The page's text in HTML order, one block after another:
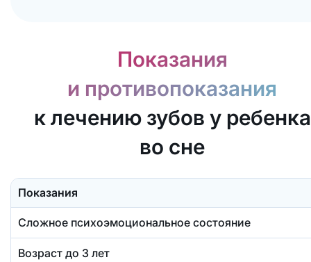
Показания
и противопоказания
к лечению зубов у ребенка
во сне
Показания
Сложное психоэмоциональное состояние
Возраст до 3 лет